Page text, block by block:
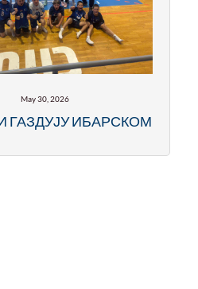
May 30, 2026
ИБАРСКОМ